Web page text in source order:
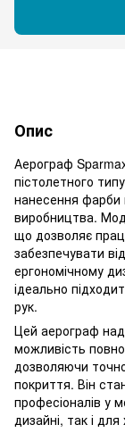
Опис
Аерограф
пістолетного
нанесення фарби
виробництва.
що дозволяє
забезпечувати
ергономічному
ідеально
рук.
Цей аерограф
можливість
дозволяючи точно
покриття. Він
професіоналів у
дизайні, так і